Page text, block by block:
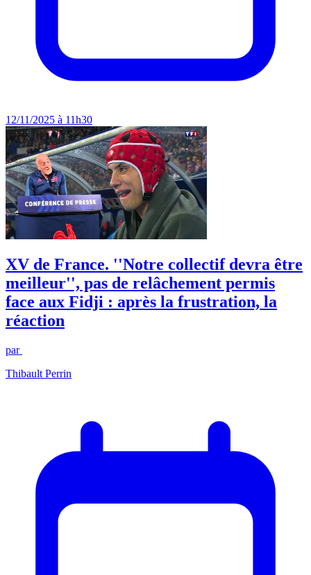
12/11/2025 à 11h30
XV de France. ''Notre collectif devra être
meilleur'', pas de relâchement permis
face aux Fidji : après la frustration, la
réaction
par
Thibault Perrin